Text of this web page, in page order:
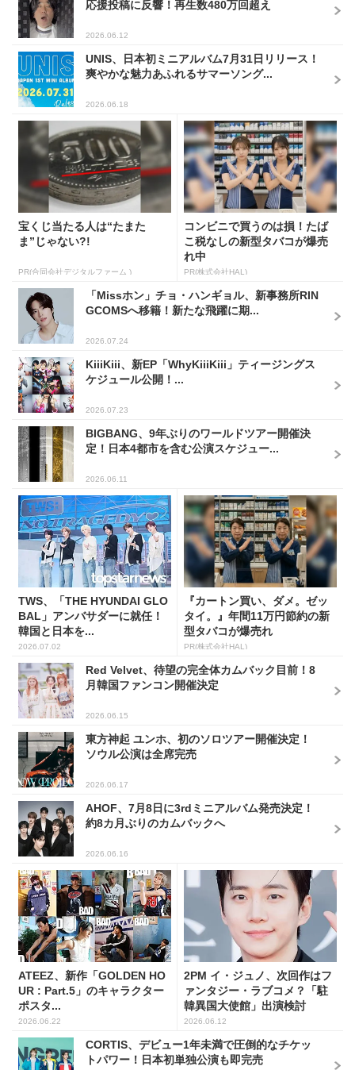
応援投稿に反響！再生数480万回超え
2026.06.12
UNIS、日本初ミニアルバム7月31日リリース！
爽やかな魅力あふれるサマーソング...
2026.06.18
宝くじ当たる人は“たまた
ま”じゃない?!
PR(合同会社デジタルファーム )
コンビニで買うのは損！たば
こ税なしの新型タバコが爆売
れ中
PR(株式会社HAL)
「Missホン」チョ・ハンギョル、新事務所RIN
GCOMSへ移籍！新たな飛躍に期...
2026.07.24
KiiiKiii、新EP「WhyKiiiKiii」ティージングス
ケジュール公開！...
2026.07.23
BIGBANG、9年ぶりのワールドツアー開催決
定！日本4都市を含む公演スケジュー...
2026.06.11
TWS、「THE HYUNDAI GLO
BAL」アンバサダーに就任！
韓国と日本を...
2026.07.02
『カートン買い、ダメ。ゼッ
タイ。』年間11万円節約の新
型タバコが爆売れ
PR(株式会社HAL)
Red Velvet、待望の完全体カムバック目前！8
月韓国ファンコン開催決定
2026.06.15
東方神起 ユンホ、初のソロツアー開催決定！
ソウル公演は全席完売
2026.06.17
AHOF、7月8日に3rdミニアルバム発売決定！
約8カ月ぶりのカムバックへ
2026.06.16
ATEEZ、新作「GOLDEN HO
UR : Part.5」のキャラクター
ポスタ...
2026.06.22
2PM イ・ジュノ、次回作はフ
ァンタジー・ラブコメ？「駐
韓異国大使館」出演検討
2026.06.12
CORTIS、デビュー1年未満で圧倒的なチケッ
トパワー！日本初単独公演も即完売